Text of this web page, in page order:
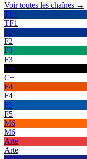
Voir toutes les chaînes →
TF1
TF1
F2
F2
F3
F3
C+
C+
F4
F4
F5
F5
M6
M6
Arte
Arte